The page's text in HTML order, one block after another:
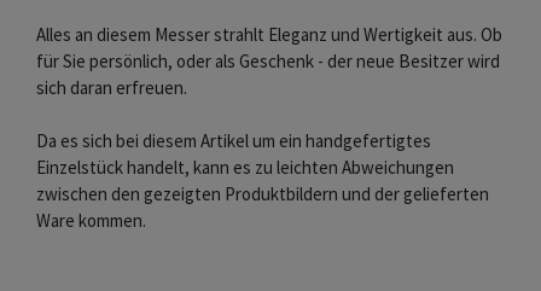
Alles an diesem Messer strahlt Eleganz und Wertigkeit aus. Ob
für Sie persönlich, oder als Geschenk - der neue Besitzer wird
sich daran erfreuen.
Da es sich bei diesem Artikel um ein handgefertigtes
Einzelstück handelt, kann es zu leichten Abweichungen
zwischen den gezeigten Produktbildern und der gelieferten
Ware kommen.